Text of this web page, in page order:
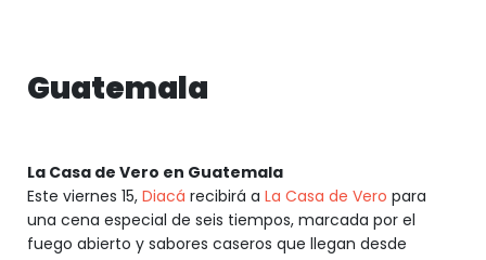
Guatemala
La Casa de Vero en Guatemala
Este viernes 15, Diacá recibirá a La Casa de Vero para
una cena especial de seis tiempos, marcada por el
fuego abierto y sabores caseros que llegan desde